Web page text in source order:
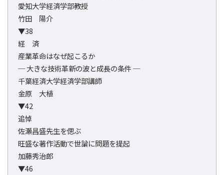
愛知大学経済学部教授
竹田 陽介
▼38
経 済
産業革命はなぜ起こるか
─ 大きな技術革新の波と成長の条件 ─
千葉経済大学経済学部講師
金原 大植
▼42
追悼
佐瀬昌盛先生を偲ぶ
旺盛な著作活動で世論に問題を提起
加藤秀治郎
▼46